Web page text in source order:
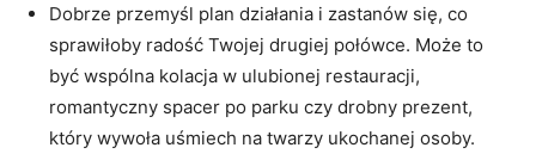
Dobrze przemyśl plan działania‍ i zastanów się, co
sprawiłoby radość Twojej drugiej⁤ połówce. Może to
być wspólna kolacja w ulubionej restauracji,
romantyczny spacer po parku czy drobny prezent,
który ‌wywoła uśmiech na ‍twarzy ukochanej osoby.